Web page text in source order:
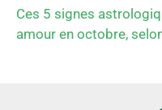
Ces 5 signes
amour en octobre,